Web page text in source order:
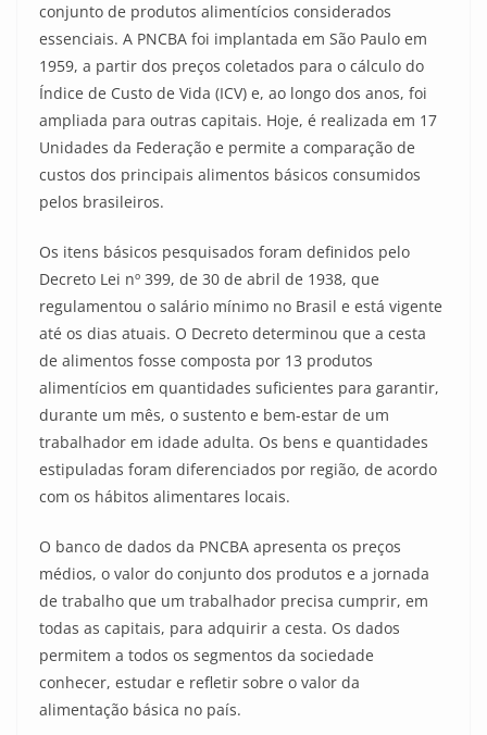
conjunto de produtos alimentícios considerados
essenciais. A PNCBA foi implantada em São Paulo em
1959, a partir dos preços coletados para o cálculo do
Índice de Custo de Vida (ICV) e, ao longo dos anos, foi
ampliada para outras capitais. Hoje, é realizada em 17
Unidades da Federação e permite a comparação de
custos dos principais alimentos básicos consumidos
pelos brasileiros.
Os itens básicos pesquisados foram definidos pelo
Decreto Lei nº 399, de 30 de abril de 1938, que
regulamentou o salário mínimo no Brasil e está vigente
até os dias atuais. O Decreto determinou que a cesta
de alimentos fosse composta por 13 produtos
alimentícios em quantidades suficientes para garantir,
durante um mês, o sustento e bem-estar de um
trabalhador em idade adulta. Os bens e quantidades
estipuladas foram diferenciados por região, de acordo
com os hábitos alimentares locais.
O banco de dados da PNCBA apresenta os preços
médios, o valor do conjunto dos produtos e a jornada
de trabalho que um trabalhador precisa cumprir, em
todas as capitais, para adquirir a cesta. Os dados
permitem a todos os segmentos da sociedade
conhecer, estudar e refletir sobre o valor da
alimentação básica no país.